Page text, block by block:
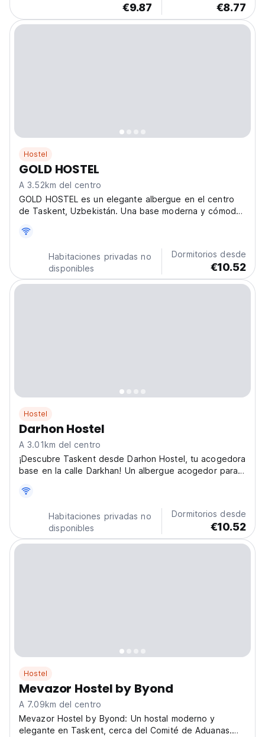
€9.87 €8.77
Hostel
GOLD HOSTEL
A 3.52km del centro
GOLD HOSTEL es un elegante albergue en el centro
de Taskent, Uzbekistán. Una base moderna y cómoda,
viajeros. (Auto-translated from original language)
Habitaciones privadas no
disponibles
Dormitorios desde
€10.52
Hostel
Darhon Hostel
A 3.01km del centro
¡Descubre Taskent desde Darhon Hostel, tu acogedora
base en la calle Darkhan! Un albergue acogedor para
relájate con comodidad. (Auto-translated from original
Habitaciones privadas no
disponibles
Dormitorios desde
€10.52
Hostel
Mevazor Hostel by Byond
A 7.09km del centro
Mevazor Hostel by Byond: Un hostal moderno y
elegante en Taskent, cerca del Comité de Aduanas.